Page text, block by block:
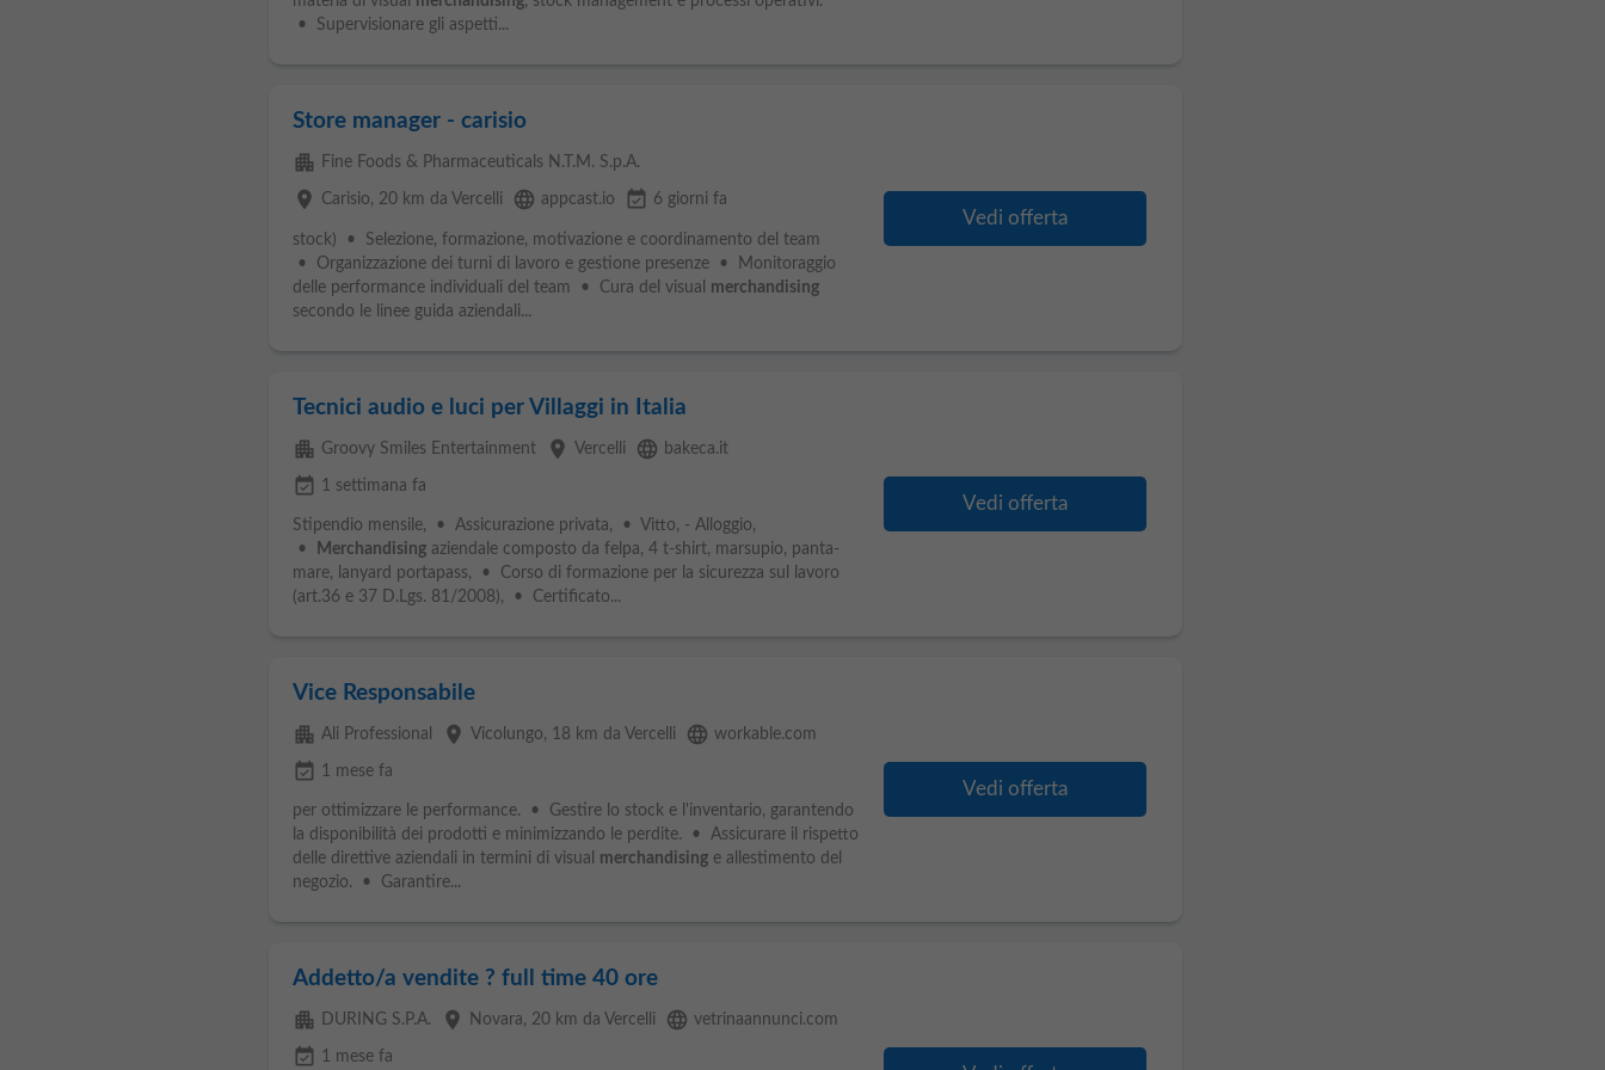
• Supervisionare gli aspetti...
Store manager - carisio
apartment Fine Foods & Pharmaceuticals N.T.M. S.p.A.
place Carisio, 20 km da Vercelli language appcast.io event_available 6 giorni fa
stock) • Selezione, formazione, motivazione e coordinamento del team
• Organizzazione dei turni di lavoro e gestione presenze • Monitoraggio
delle performance individuali del team • Cura del visual
merchandising
secondo le linee guida aziendali...
Vedi offerta
Tecnici audio e luci per Villaggi in Italia
apartment Groovy Smiles Entertainment place Vercelli language bakeca.it
event_available 1 settimana fa
Stipendio mensile, • Assicurazione privata, • Vitto, - Alloggio,
•
Merchandisingaziendale composto da felpa, 4 t-shirt, marsupio, panta-
mare, lanyard portapass, • Corso di formazione per la sicurezza sul lavoro
(art.36 e 37 D.Lgs. 81/2008), • Certificato...
Vedi offerta
Vice Responsabile
apartment Ali Professional place Vicolungo, 18 km da Vercelli language workable.com
event_available 1 mese fa
per ottimizzare le performance. • Gestire lo stock e l'inventario, garantendo
la disponibilità dei prodotti e minimizzando le perdite. • Assicurare il rispetto
delle direttive aziendali in termini di visual
merchandisinge allestimento del
negozio. • Garantire...
Vedi offerta
Addetto/a vendite ? full time 40 ore
apartment DURING S.P.A. place Novara, 20 km da Vercelli language vetrinaannunci.com
event_available 1 mese fa